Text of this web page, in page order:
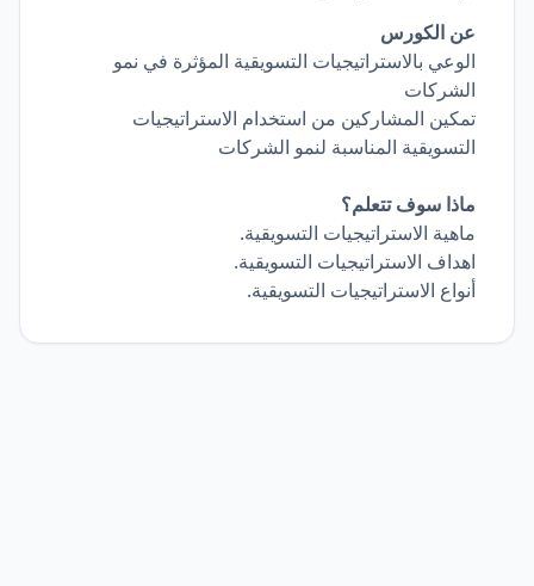
عن الكورس
الوعي بالاستراتيجيات التسويقية المؤثرة في نمو
الشركات
تمكين المشاركين من استخدام الاستراتيجيات
التسويقية المناسبة لنمو الشركات
ماذا سوف تتعلم؟
ماهية الاستراتيجيات التسويقية.
اهداف الاستراتيجيات التسويقية.
أنواع الاستراتيجيات التسويقية.